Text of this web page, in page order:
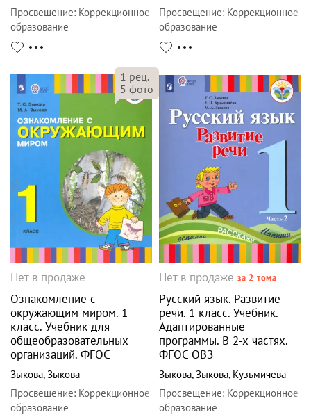
Просвещение: Коррекционное
образование
Просвещение: Коррекционное
образование
1 рец.
5 фото
Нет в продаже
Ознакомление с
окружающим миром. 1
класс. Учебник для
общеобразовательных
организаций. ФГОС
Зыкова,Зыкова
Просвещение: Коррекционное
образование
Нет в продаже за 2 тома
Русский язык. Развитие
речи. 1 класс. Учебник.
Адаптированные
программы. В 2-х частях.
ФГОС ОВЗ
Зыкова,Зыкова, Кузьмичева
Просвещение: Коррекционное
образование